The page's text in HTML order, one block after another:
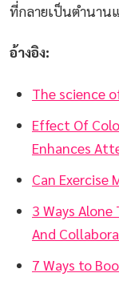
ที่กลายเป็นตำนาน
อ้างอิง:
The science
Effect Of
Enhances
Can Exercise
3 Ways Alone
And
7 Ways to